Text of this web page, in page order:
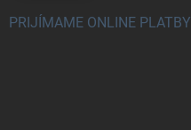
PRIJÍMAME ONLINE PLATBY